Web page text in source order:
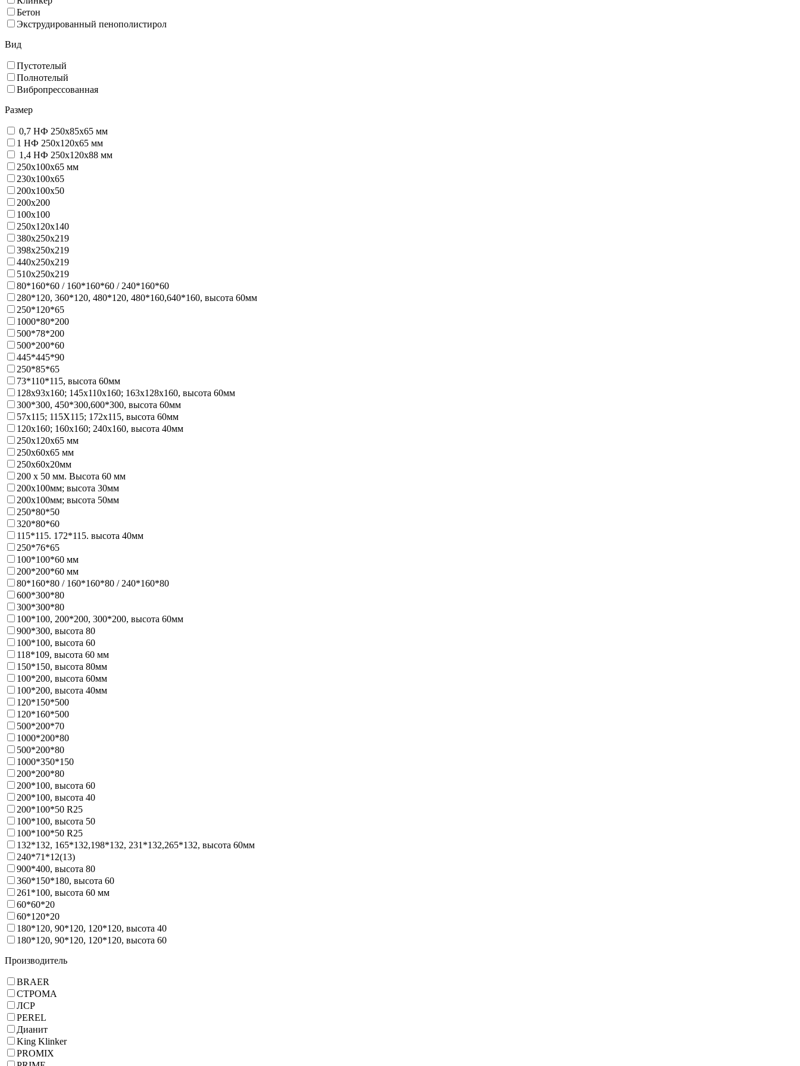
Бетон
Экструдированный пенополистирол
Вид
Пустотелый
Полнотелый
Вибропрессованная
Размер
0,7 НФ 250х85х65 мм
1 НФ 250х120х65 мм
1,4 НФ 250х120х88 мм
250х100х65 мм
230х100х65
200x100x50
200х200
100х100
250х120х140
380х250х219
398х250х219
440х250х219
510х250х219
80*160*60 / 160*160*60 / 240*160*60
280*120, 360*120, 480*120, 480*160,640*160, высота 60мм
250*120*65
1000*80*200
500*78*200
500*200*60
445*445*90
250*85*65
73*110*115, высота 60мм
128х93x160; 145х110x160; 163х128x160, высота 60мм
300*300, 450*300,600*300, высота 60мм
57х115; 115Х115; 172х115, высота 60мм
120х160; 160х160; 240х160, высота 40мм
250х120х65 мм
250х60х65 мм
250х60х20мм
200 х 50 мм. Высота 60 мм
200х100мм; высота 30мм
200х100мм; высота 50мм
250*80*50
320*80*60
115*115. 172*115. высота 40мм
250*76*65
100*100*60 мм
200*200*60 мм
80*160*80 / 160*160*80 / 240*160*80
600*300*80
300*300*80
100*100, 200*200, 300*200, высота 60мм
900*300, высота 80
100*100, высота 60
118*109, высота 60 мм
150*150, высота 80мм
100*200, высота 60мм
100*200, высота 40мм
120*150*500
120*160*500
500*200*70
1000*200*80
500*200*80
1000*350*150
200*200*80
200*100, высота 60
200*100, высота 40
200*100*50 R25
100*100, высота 50
100*100*50 R25
132*132, 165*132,198*132, 231*132,265*132, высота 60мм
240*71*12(13)
900*400, высота 80
360*150*180, высота 60
261*100, высота 60 мм
60*60*20
60*120*20
180*120, 90*120, 120*120, высота 40
180*120, 90*120, 120*120, высота 60
Производитель
BRAER
СТРОМА
ЛСР
PEREL
Дианит
King Klinker
PROMIX